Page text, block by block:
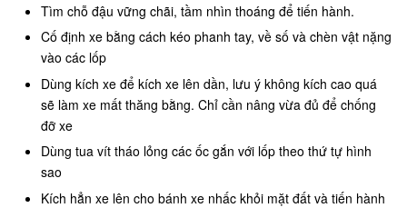
Tìm chỗ đậu vững chãi, tầm nhìn thoáng để tiến hành.
Cố định xe bằng cách kéo phanh tay, về số và chèn vật nặng
vào các lốp
Dùng kích xe để kích xe lên dần, lưu ý không kích cao quá
sẽ làm xe mất thăng bằng. Chỉ cần nâng vừa đủ để chống
đỡ xe
Dùng tua vít tháo lỏng các ốc gắn với lốp theo thứ tự hình
sao
Kích hẳn xe lên cho bánh xe nhấc khỏi mặt đất và tiến hành